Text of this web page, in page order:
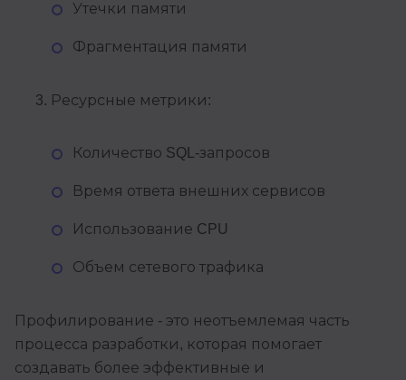
Утечки памяти
Фрагментация памяти
Ресурсные метрики:
Количество SQL-запросов
Время ответа внешних сервисов
Использование CPU
Объем сетевого трафика
Профилирование - это неотъемлемая часть
процесса разработки, которая помогает
создавать более эффективные и